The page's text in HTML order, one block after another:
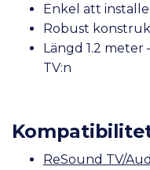
Enkel att
Robust
Längd 1.2 meter
TV:n
ReSound TV/